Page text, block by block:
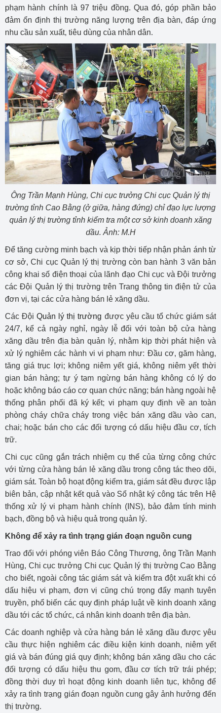
phạm hành chính là 97 triệu đồng. Qua đó, góp phần bảo
đảm ổn định thị trường năng lượng trên địa bàn, đáp ứng
nhu cầu sản xuất, tiêu dùng của nhân dân.
Ông Trần Mạnh Hùng, Chi cục trưởng Chi cục Quản lý thị
trường tỉnh Cao Bằng (ở giữa, hàng đứng) chỉ đạo lực lượng
quản lý thị trường tỉnh kiểm tra một cơ sở kinh doanh xăng
dầu. Ảnh: M.H
Để tăng cường minh bạch và kịp thời tiếp nhận phản ánh từ
cơ sở, Chi cục Quản lý thị trường còn ban hành 3 văn bản
công khai số điện thoại của lãnh đạo Chi cục và Đội trưởng
các Đội Quản lý thị trường trên Trang thông tin điện tử của
đơn vị, tại các cửa hàng bán lẻ xăng dầu.
Các ĐộiQuản lý thị trường được yêu cầu tổ chức giám sát
24/7, kể cả ngày nghỉ, ngày lễ đối với toàn bộ cửa hàng
xăng dầu trên địa bàn quản lý, nhằm kịp thời phát hiện và
xử lý nghiêm các hành vi vi phạm như: Đầu cơ, găm hàng,
tăng giá trục lợi; không niêm yết giá, không niêm yết thời
gian bán hàng; tự ý tạm ngừng bán hàng không có lý do
hoặc không báo cáo cơ quan chức năng; bán hàng ngoài hệ
thống phân phối đã ký kết; vi phạm quy định về an toàn
phòng cháy chữa cháy trong việc bán xăng dầu vào can,
chai; hoặc bán cho các đối tượng có dấu hiệu đầu cơ, tích
trữ.
Chi cục cũng gắn trách nhiệm cụ thể của từng công chức
với từng cửa hàng bán lẻ xăng dầu trong công tác theo dõi,
giám sát. Toàn bộ hoạt động kiểm tra, giám sát đều được lập
biên bản, cập nhật kết quả vào Sổ nhật ký công tác trên Hệ
thống xử lý vi phạm hành chính (INS), bảo đảm tính minh
bạch, đồng bộ và hiệu quả trong quản lý.
Không để xảy ra tình trạng gián đoạn nguồn cung
Trao đổi với phóng viên Báo Công Thương, ông Trần Mạnh
Hùng, Chi cục trưởng Chi cục Quản lý thị trường Cao Bằng
cho biết, ngoài công tác giám sát và kiểm tra đột xuất khi có
dấu hiệu vi phạm, đơn vị cũng chú trọng đẩy mạnh tuyên
truyền, phổ biến các quy định pháp luật về kinh doanh xăng
dầu tới các tổ chức, cá nhân kinh doanh trên địa bàn.
Các doanh nghiệp và cửa hàng bán lẻ xăng dầu được yêu
cầu thực hiện nghiêm các điều kiện kinh doanh, niêm yết
giá và bán đúng giá quy định; không bán xăng dầu cho các
đối tượng có dấu hiệu thu gom, đầu cơ tích trữ trái phép;
đồng thời duy trì hoạt động kinh doanh liên tục, không để
xảy ra tình trạng gián đoạn nguồn cung gây ảnh hưởng đến
thị trường.